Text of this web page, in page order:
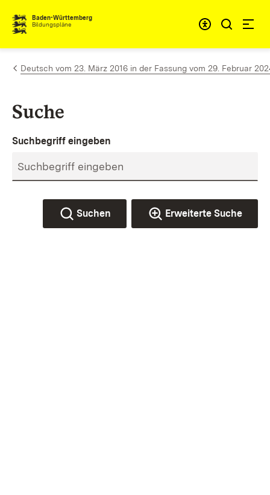
Zum Inhalt springen
Baden-Württemberg
Bildungspläne
Deutsch vom 23. März 2016 in der Fassung vom 29. Februar
Suche
Suchbegriff eingeben
Suchen Erweiterte Suche